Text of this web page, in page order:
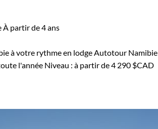
À partir de 4 ans
à votre rythme en lodge Autotour Namibie
l'année Niveau : à partir de4 290 $CAD